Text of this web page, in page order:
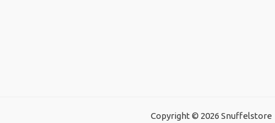
Copyright © 2026 Snuffelstore